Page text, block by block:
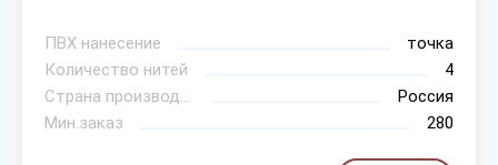
ПВХ нанесение
точка
Количество нитей
4
Страна производитель
Россия
Мин.заказ
280